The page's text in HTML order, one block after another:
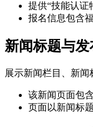
提供“技能认证
报名信息包含
新闻标题与发
展示新闻栏目、新闻
该新闻页面包
页面以新闻标